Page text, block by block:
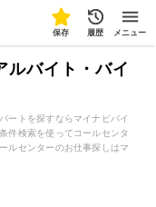
保存 履歴 メニュー
ルバイト・バイ
ートを探すならマイナビバイ
件検索を使ってコールセンタ
ルセンターのお仕事探しはマ